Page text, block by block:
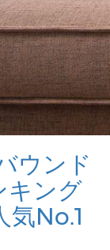
ウンド
キング
気No.1